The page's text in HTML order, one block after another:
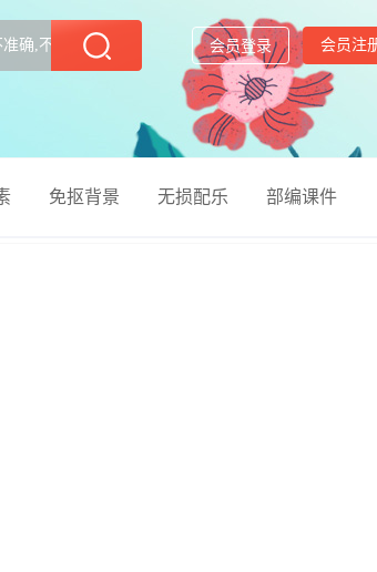
会员登录 会员注
免抠背景 无损配乐 部编课件